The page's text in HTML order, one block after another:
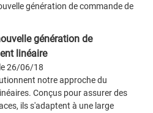
génération de
linéaire
26/06/18
notre approche du
Conçus pour assurer des
ils s'adaptent à une large